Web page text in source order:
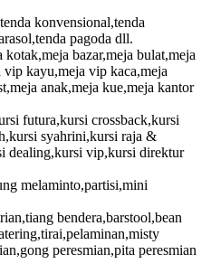
konvensional,tenda
pagoda dll.
bazar,meja bulat,meja
kayu,meja vip kaca,meja
anak,meja kue,meja kantor
futura,kursi crossback,kursi
syahrini,kursi raja &
dealing,kursi vip,kursi direktur
melaminto,partisi,mini
bendera,barstool,bean
peresmian,pita peresmian